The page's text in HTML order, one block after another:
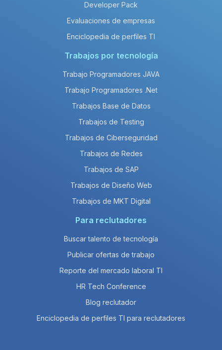
Developer Pack
Evaluaciones de empresas
Enciclopedia de perfiles TI
Trabajos por tecnología
Trabajo Programadores JAVA
Trabajo Programadores .Net
Trabajos Base de Datos
Trabajos de Testing
Trabajos de Ciberseguridad
Trabajos de Redes
Trabajos de SAP
Trabajos de Diseño Web
Trabajos de MKT Digital
Para reclutadores
Buscar talento de tecnología
Publicar ofertas de trabajo
Reporte del mercado laboral TI
HR Tech Conference
Blog reclutador
Enciclopedia de perfiles TI para reclutadores